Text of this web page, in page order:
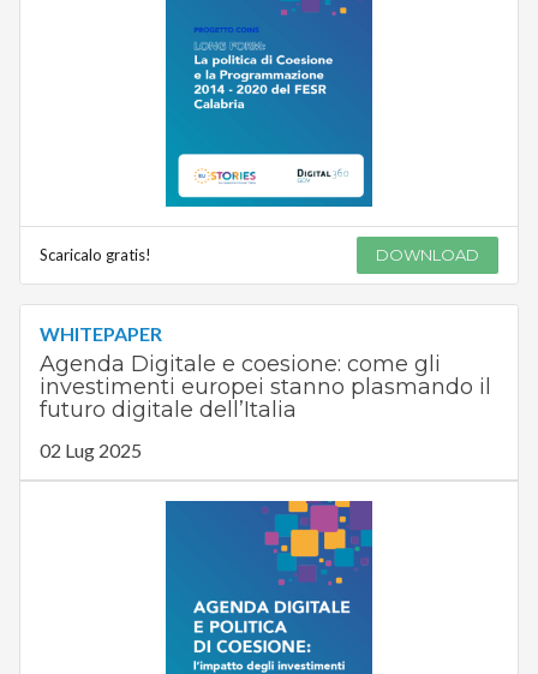
Scaricalo gratis! DOWNLOAD
WHITEPAPER
Agenda Digitale e coesione: come gli
investimenti europei stanno plasmando il
futuro digitale dell’Italia
02 Lug 2025